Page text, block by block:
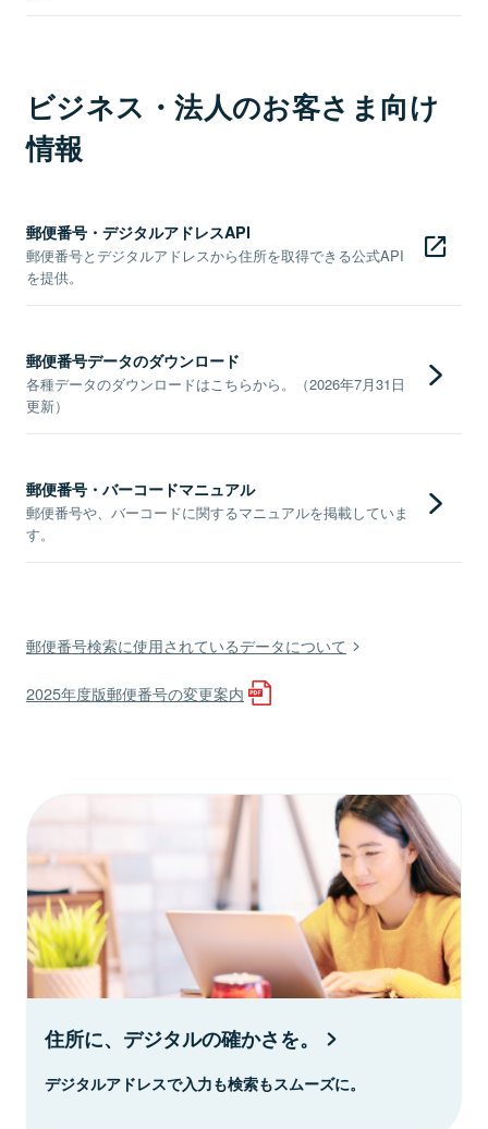
ビジネス・法人のお客さま向け
情報
郵便番号・デジタルアドレスAPI
郵便番号とデジタルアドレスから住所を取得できる公式API
を提供。
郵便番号データのダウンロード
各種データのダウンロードはこちらから。（2026年7月31日
更新）
郵便番号・バーコードマニュアル
郵便番号や、バーコードに関するマニュアルを掲載していま
す。
郵便番号検索に使用されているデータについて
2025年度版郵便番号の変更案内
住所に、デジタルの確かさを。
デジタルアドレスで入力も検索もスムーズに。